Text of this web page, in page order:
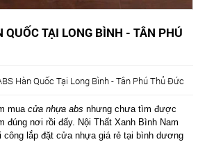
TẠI LONG BÌNH - TÂN PHÚ
Hàn Quốc Tại Long Bình - Tân Phú Thủ Đức
mua cửa nhựa abs nhưng chưa tìm được
đúng nơi rồi đấy. Nội Thất Xanh Bình Nam
công lắp đặt cửa nhựa giá rẻ tại bình dương